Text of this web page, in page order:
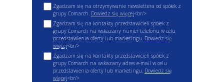
Zgadzam się na otrzymywanie newslettera od spółek z
grupy Comarch. Dowiedz się więcej<br/>
Zgadzam się na kontakty przedstawicieli spółek z
grupy Comarch na wskazany numer telefonu w celu
przedstawienia oferty lub marketingu. Dowiedz się
więcej<br/>
Zgadzam się na kontakty przedstawicieli spółek z
grupy Comarch na wskazany adres e-mail w celu
przedstawienia oferty lub marketingu. Dowiedz się
więcej<br/>